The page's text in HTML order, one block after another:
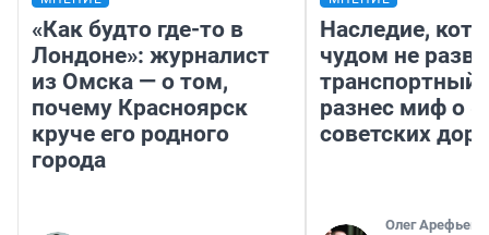
«Как будто где-то в
Лондоне»: журналист
из Омска — о том,
почему Красноярск
круче его родного
города
Наследие,
чудом не
транспортный
разнес миф о
советских
Олег Арефьев